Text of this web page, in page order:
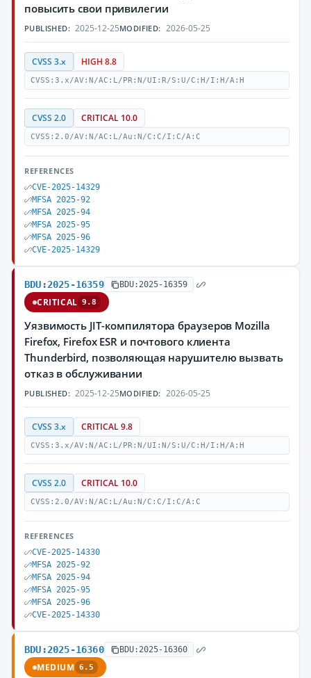
повысить свои привилегии
PUBLISHED: 2025-12-25MODIFIED: 2026-05-25
CVSS 3.x HIGH 8.8
CVSS:3.x/AV:N/AC:L/PR:N/UI:R/S:U/C:H/I:H/A:H
CVSS 2.0 CRITICAL 10.0
CVSS:2.0/AV:N/AC:L/Au:N/C:C/I:C/A:C
REFERENCES
CVE-2025-14329
MFSA 2025-92
MFSA 2025-94
MFSA 2025-95
MFSA 2025-96
CVE-2025-14329
BDU:2025-16359 BDU:2025-16359
CRITICAL 9.8
Уязвимость JIT-компилятора браузеров Mozilla
Firefox, Firefox ESR и почтового клиента
Thunderbird, позволяющая нарушителю вызвать
отказ в обслуживании
PUBLISHED: 2025-12-25MODIFIED: 2026-05-25
CVSS 3.x CRITICAL 9.8
CVSS:3.x/AV:N/AC:L/PR:N/UI:N/S:U/C:H/I:H/A:H
CVSS 2.0 CRITICAL 10.0
CVSS:2.0/AV:N/AC:L/Au:N/C:C/I:C/A:C
REFERENCES
CVE-2025-14330
MFSA 2025-92
MFSA 2025-94
MFSA 2025-95
MFSA 2025-96
CVE-2025-14330
BDU:2025-16360 BDU:2025-16360
MEDIUM 6.5